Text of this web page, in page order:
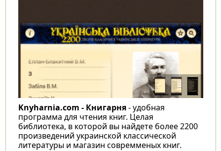
Knyharnia.com - Книгарня- удобная
программа для чтения книг. Целая
библиотека, в которой вы найдете более 2200
произведений украинской классической
литературы и магазин совремменых книг.